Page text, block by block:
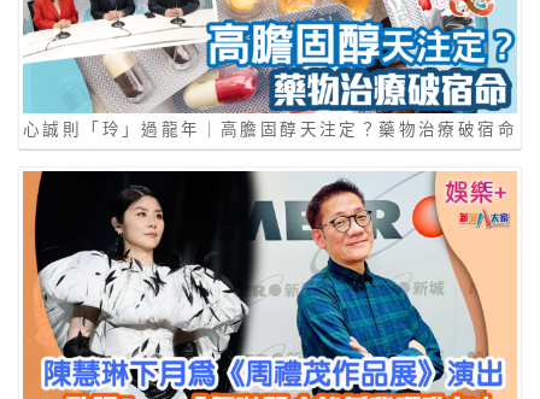
心誠則「玲」過龍年｜⾼膽固醇天注定？藥物治療破宿命